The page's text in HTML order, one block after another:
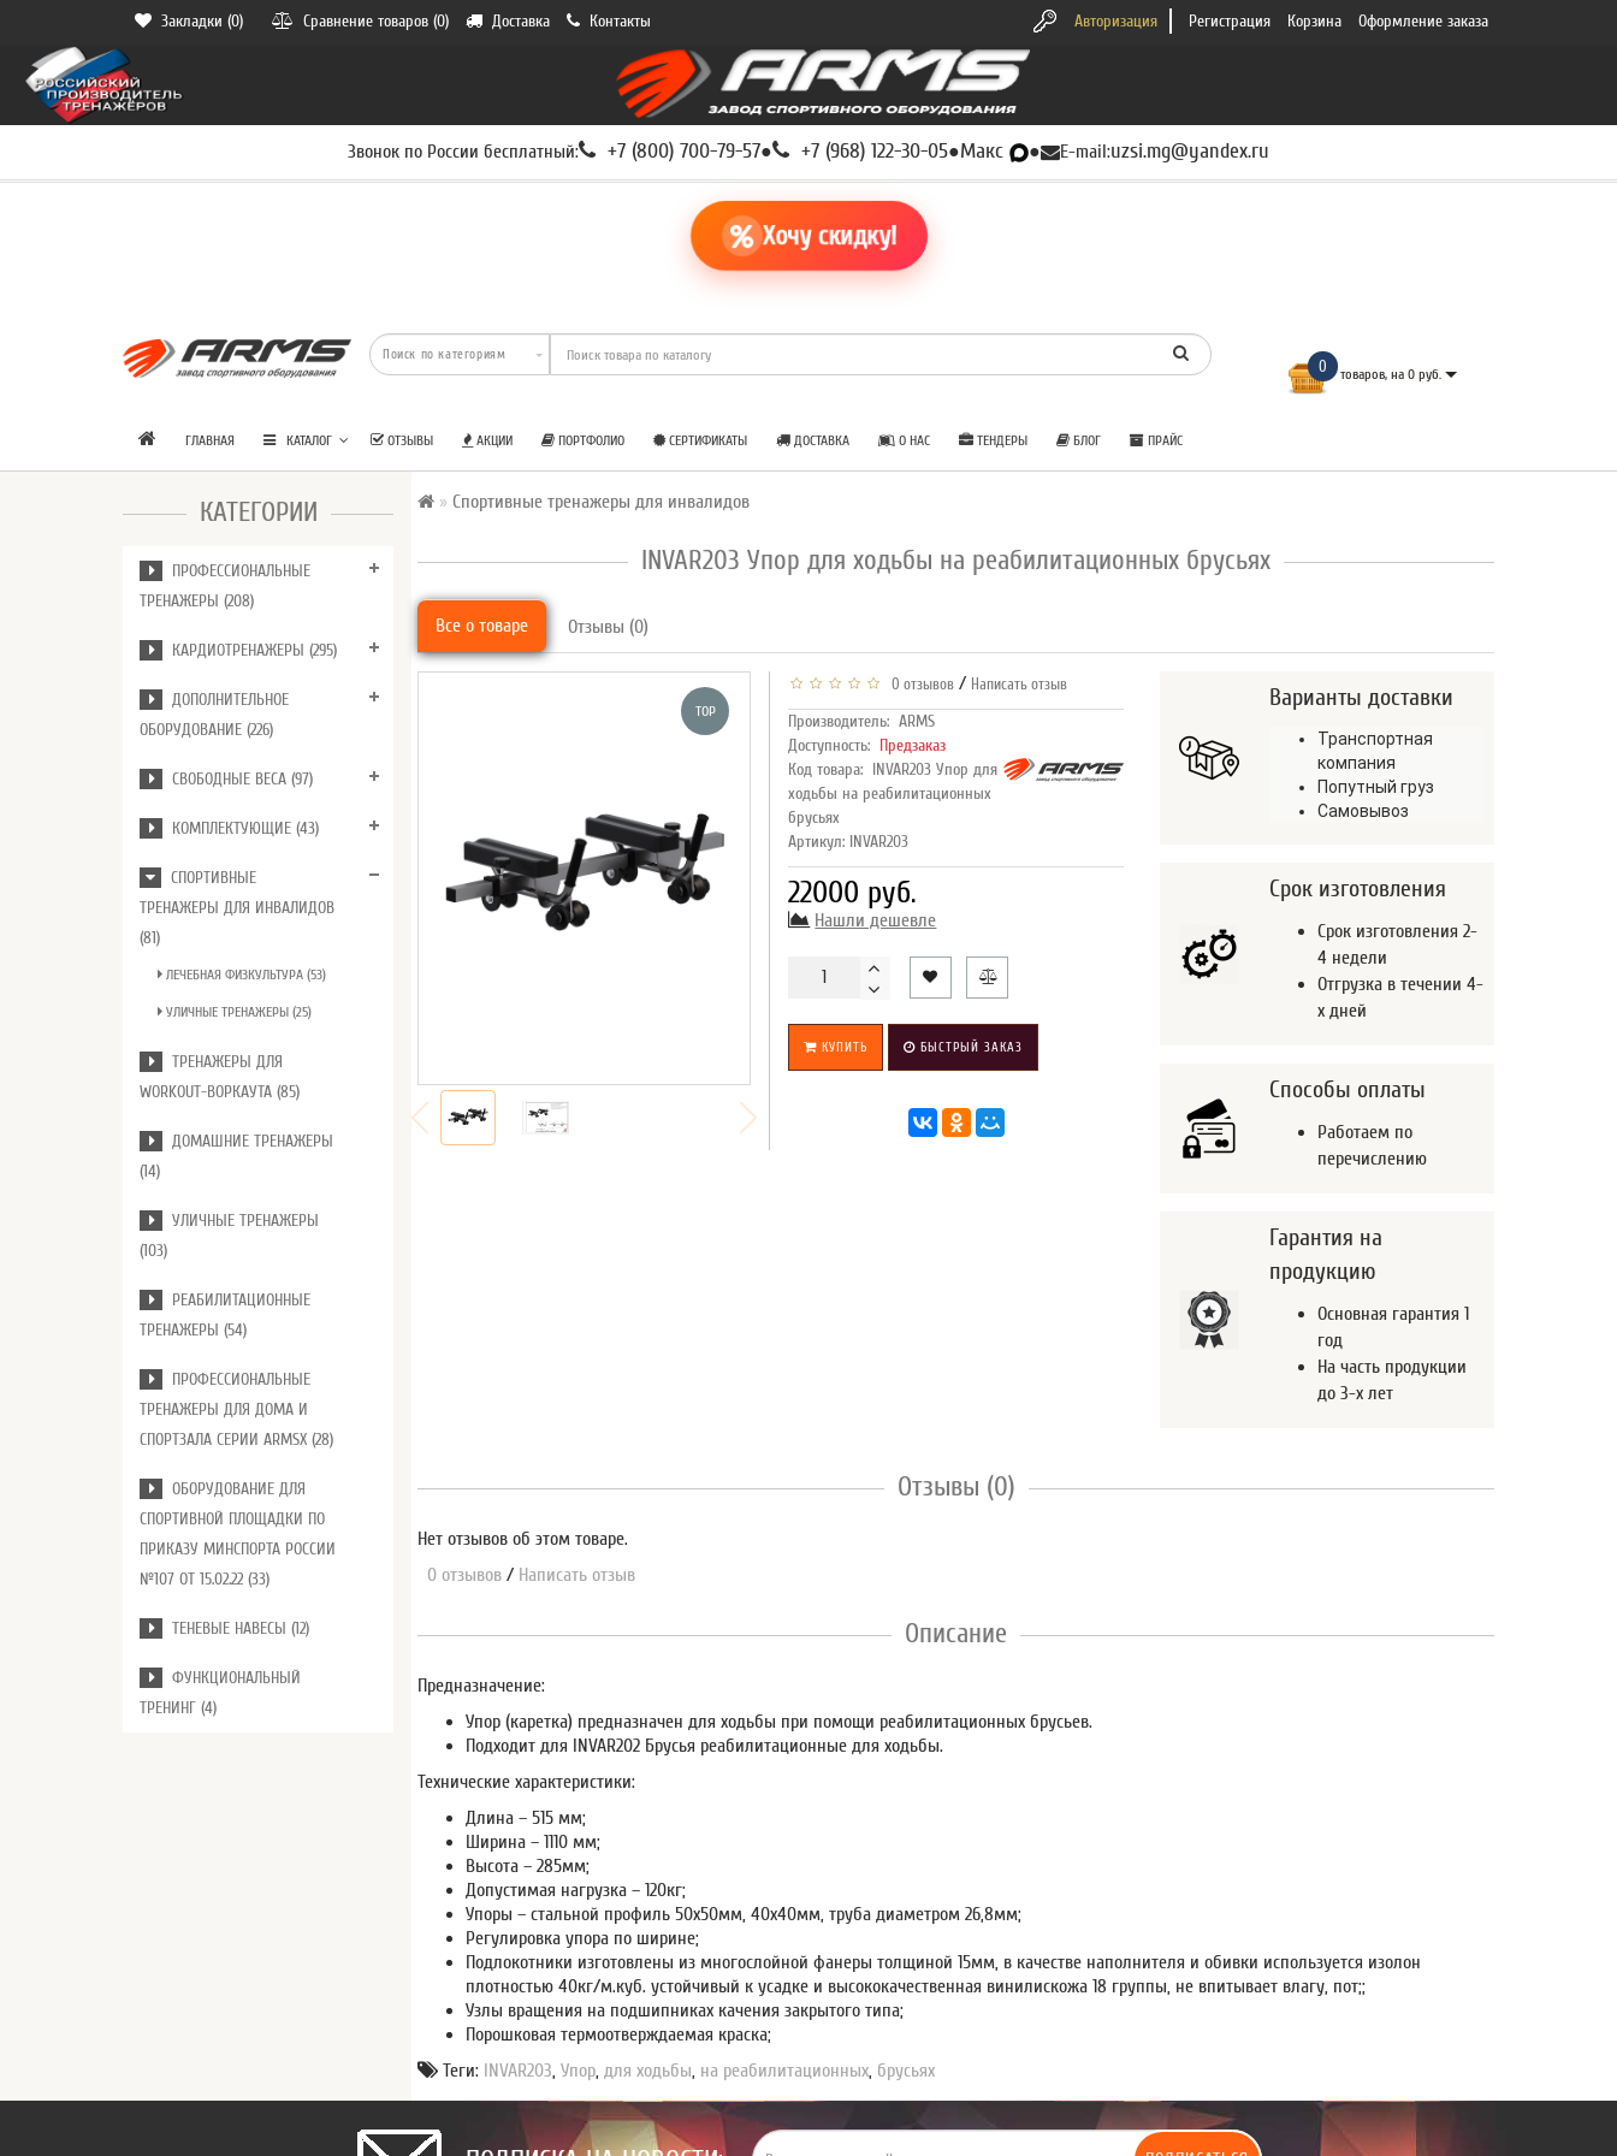
Закладки (0) Сравнение товаров (0) Доставка Контакты Авторизация Регистрация Корзина Оформление заказа
Звонок по России бесплатный: +7 (800) 700-79-57● +7 (968) 122-30-05●Макс ● E-mail:uzsi.mg@yandex.ru
Хочу скидку!
0 товаров, на 0 руб.
ГЛАВНАЯ КАТАЛОГ ОТЗЫВЫ АКЦИИ ПОРТФОЛИО СЕРТИФИКАТЫ ДОСТАВКА О НАС ТЕНДЕРЫ БЛОГ ПРАЙС
КАТЕГОРИИ
ПРОФЕССИОНАЛЬНЫЕ
ТРЕНАЖЕРЫ (208)
КАРДИОТРЕНАЖЕРЫ (295)
ДОПОЛНИТЕЛЬНОЕ
ОБОРУДОВАНИЕ (226)
СВОБОДНЫЕ ВЕСА (97)
КОМПЛЕКТУЮЩИЕ (43)
СПОРТИВНЫЕ
ТРЕНАЖЕРЫ ДЛЯ ИНВАЛИДОВ
(81)
ЛЕЧЕБНАЯ ФИЗКУЛЬТУРА (53)
УЛИЧНЫЕ ТРЕНАЖЕРЫ (25)
ТРЕНАЖЕРЫ ДЛЯ
WORKOUT-ВОРКАУТА (85)
ДОМАШНИЕ ТРЕНАЖЕРЫ
(14)
УЛИЧНЫЕ ТРЕНАЖЕРЫ
(103)
РЕАБИЛИТАЦИОННЫЕ
ТРЕНАЖЕРЫ (54)
ПРОФЕССИОНАЛЬНЫЕ
ТРЕНАЖЕРЫ ДЛЯ ДОМА И
СПОРТЗАЛА СЕРИИ ARMSX (28)
ОБОРУДОВАНИЕ ДЛЯ
СПОРТИВНОЙ ПЛОЩАДКИ ПО
ПРИКАЗУ МИНСПОРТА РОССИИ
№107 ОТ 15.02.22 (33)
ТЕНЕВЫЕ НАВЕСЫ (12)
ФУНКЦИОНАЛЬНЫЙ
ТРЕНИНГ (4)
Спортивные тренажеры для инвалидов
INVAR203 Упор для ходьбы на реабилитационных брусьях
Все о товаре Отзывы (0)
TOP
0 отзывов / Написать отзыв
Производитель: ARMS
Доступность: Предзаказ
Код товара: INVAR203 Упор для
ходьбы на реабилитационных
брусьях
Артикул: INVAR203
22000 руб.
Нашли дешевле
КУПИТЬ БЫСТРЫЙ ЗАКАЗ
Варианты доставки
Транспортная
компания
Попутный груз
Самовывоз
Срок изготовления
Срок изготовления 2-
4 недели
Отгрузка в течении 4-
х дней
Способы оплаты
Работаем по
перечислению
Гарантия на
продукцию
Основная гарантия 1
год
На часть продукции
до 3-х лет
Отзывы (0)
Нет отзывов об этом товаре.
0 отзывов / Написать отзыв
Описание
Предназначение:
Упор (каретка) предназначен для ходьбы при помощи реабилитационных брусьев.
Подходит для INVAR202 Брусья реабилитационные для ходьбы.
Технические характеристики:
Длина – 515 мм;
Ширина – 1110 мм;
Высота – 285мм;
Допустимая нагрузка – 120кг;
Упоры – стальной профиль 50х50мм, 40х40мм, труба диаметром 26,8мм;
Регулировка упора по ширине;
Подлокотники изготовлены из многослойной фанеры толщиной 15мм, в качестве наполнителя и обивки используется изолон
плотностью 40кг/м.куб. устойчивый к усадке и высококачественная винилискожа 18 группы, не впитывает влагу, пот;;
Узлы вращения на подшипниках качения закрытого типа;
Порошковая термоотверждаемая краска;
Теги:
INVAR203,Упор,для ходьбы, на реабилитационных, брусьях